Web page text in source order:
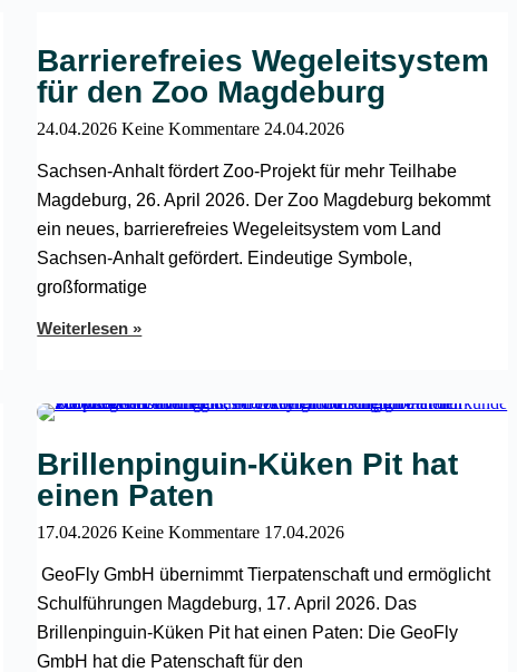
Barrierefreies Wegeleitsystem
für den Zoo Magdeburg
24.04.2026Keine Kommentare 24.04.2026
Sachsen-Anhalt fördert Zoo-Projekt für mehr Teilhabe
Magdeburg, 26. April 2026. Der Zoo Magdeburg bekommt
ein neues, barrierefreies Wegeleitsystem vom Land
Sachsen-Anhalt gefördert. Eindeutige Symbole,
großformatige
Weiterlesen »
Brillenpinguin-Küken Pit hat
einen Paten
17.04.2026Keine Kommentare 17.04.2026
GeoFly GmbH übernimmt Tierpatenschaft und ermöglicht
Schulführungen Magdeburg, 17. April 2026. Das
Brillenpinguin-Küken Pit hat einen Paten: Die GeoFly
GmbH hat die Patenschaft für den